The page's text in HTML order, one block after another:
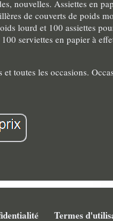
nouvelles. Assiettes en
de couverts de poids
lourd et 100 assiettes
serviettes en papier à
toutes les occasions.
Termes